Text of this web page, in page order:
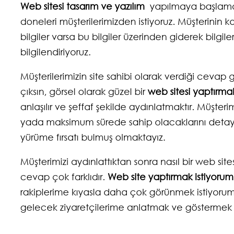
Web sitesi tasarım ve yazılım yapılmaya
doneleri müşterilerimizden istiyoruz. Müşterinin
bilgiler varsa bu bilgiler üzerinden giderek
bilgilendiriyoruz.
Müşterilerimizin site sahibi olarak verdiği
çıksın, görsel olarak güzel birweb sitesi
anlaşılır ve şeffaf şekilde aydınlatmaktır.
yada maksimum sürede sahip olacaklarını
yürüme fırsatı bulmuş olmaktayız.
Müşterimizi aydınlattıktan sonra nasıl bir web
cevap çok farklıdır. Web site yaptırmak istiyorum
rakiplerime kıyasla daha çok görünmek
gelecek ziyaretçilerime anlatmak ve